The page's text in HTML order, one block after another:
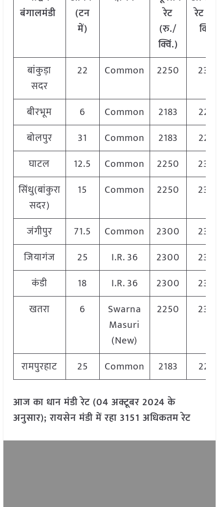
बंगालमंडी
(टन
में)
रेट
(रु./
क्विं.)
रेट
क्विं.)
बांकुड़ा
सदर
22 Common 2250
बीरभूम 6 Common 2183
बोलपुर
31 Common 2183
घाटल
12.5 Common 2250
सिंधु(बांकुरा
सदर)
15 Common 2250
जंगीपुर 71.5 Common 2300
जियागंज
25 I.R. 36 2300
कंडी
18 I.R. 36 2300
खतरा
6
Swarna
Masuri
(New)
2250
रामपुरहाट 25 Common 2183
आज का धान मंडी रेट (04 अक्टूबर 2024 के
अनुसार); रायसेन मंडी में रहा 3151 अधिकतम रेट